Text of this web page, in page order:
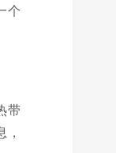
个
带